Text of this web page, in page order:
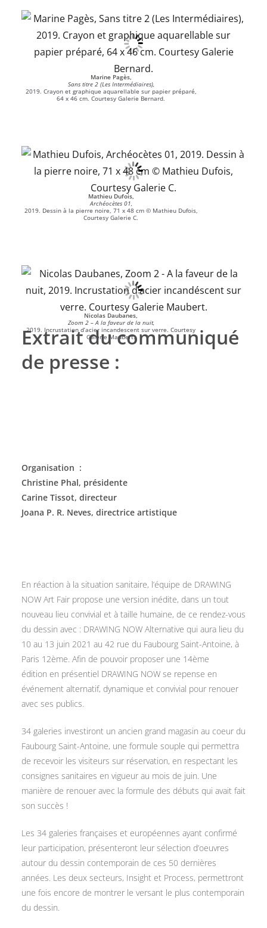
Marine Pagès,
Sans titre 2 (Les Intermédiaires),
2019. Crayon et graphique aquarellable sur papier préparé,
64 x 46 cm. Courtesy Galerie Bernard.
Mathieu Dufois,
Archéocètes 01,
2019. Dessin à la pierre noire, 71 x 48 cm © Mathieu Dufois,
Courtesy Galerie C.
Nicolas Daubanes,
Zoom 2 – A la faveur de la nuit,
2019. Incrustation d’acier incandescent sur verre. Courtesy
Galerie Maubert.
Extrait du communiqué
de presse :
Organisation :
Christine Phal, présidente
Carine Tissot, directeur
Joana P. R. Neves, directrice artistique
En réaction à la situation sanitaire, l’équipe de DRAWING
NOW Art Fair propose une version inédite, dans un tout
nouveau lieu convivial et à taille humaine, de ce rendez-vous
du dessin avec : DRAWING NOW Alternative qui aura lieu du
10 au 13 juin 2021 au 42 rue du Faubourg Saint-Antoine, à
Paris 12ème. Afin de pouvoir proposer une 14ème
édition en présentiel DRAWING NOW se repense en
événement alternatif, dynamique et convivial pour renouer
avec ses publics.
34 galeries investiront un ancien grand magasin au coeur du
Faubourg Saint-Antoine, une formule souple qui permettra
de recevoir les visiteurs sur réservation, en respectant les
consignes sanitaires en vigueur au mois de juin. Une
manière de renouer avec la formule des débuts qui avait fait
son succès !
Les 34 galeries françaises et européennes ayant confirmé
leur participation, présenteront leur sélection d’oeuvres
autour du dessin contemporain de ces 50 dernières
années. Les deux secteurs, Insight et Process, permettront
une fois encore de montrer le versant le plus contemporain
du dessin.